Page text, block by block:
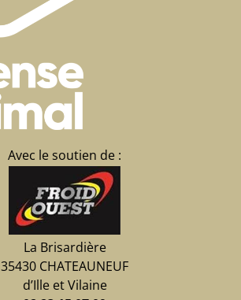
Avec le soutien de :
La Brisardière
35430 CHATEAUNEUF
d’Ille et Vilaine